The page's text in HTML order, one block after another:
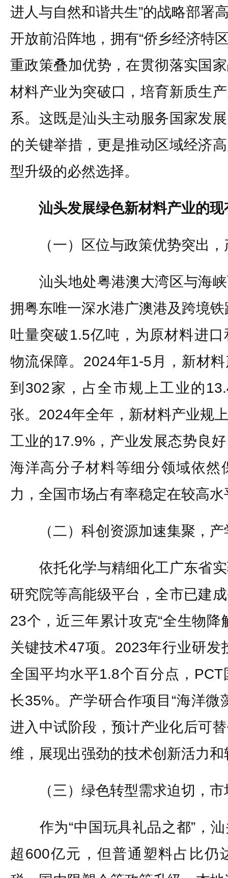
进人与自然和谐共生”的战略部署
开放前沿阵地，拥有“侨乡经济特
重政策叠加优势，在贯彻落实国
材料产业为突破口，培育新质生
系。这既是汕头主动服务国家发
的关键举措，更是推动区域经济
型升级的必然选择。
汕头发展绿色新材料产业的现
（一）区位与政策优势突出，
汕头地处粤港澳大湾区与海峡
拥粤东唯一深水港广澳港及跨境
吐量突破1.5亿吨，为原材料进
物流保障。2024年1-5月，新材
到302家，占全市规上工业的
张。2024年全年，新材料产业规
工业的17.9%，产业发展态势良
海洋高分子材料等细分领域依然
力，全国市场占有率稳定在较高水
（二）科创资源加速集聚，产
依托化学与精细化工广东省实
研究院等高能级平台，全市已建
23个，近三年累计攻克“全生物降
关键技术47项。2023年行业研发
全国平均水平1.8个百分点，
长35%。产学研合作项目“海洋微
进入中试阶段，预计产业化后可
维，展现出强劲的技术创新活力
（三）绿色转型需求迫切，市
作为“中国玩具礼品之都”，汕
超600亿元，但普通塑料占比仍